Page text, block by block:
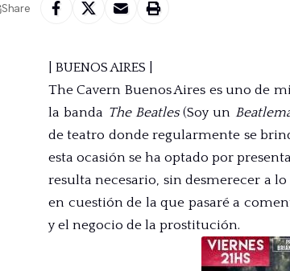
Share
| BUENOS AIRES |
The Cavern Buenos Aires es uno de
la banda The Beatles(Soy un
de teatro donde regularmente se
esta ocasión se ha optado por
resulta necesario, sin desmerecer a
en cuestión de la que pasaré a
y el negocio de la prostitución.